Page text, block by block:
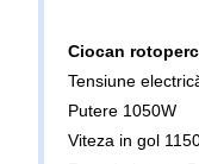
Ciocan
Tensiune
Putere 1050W
Viteza in gol